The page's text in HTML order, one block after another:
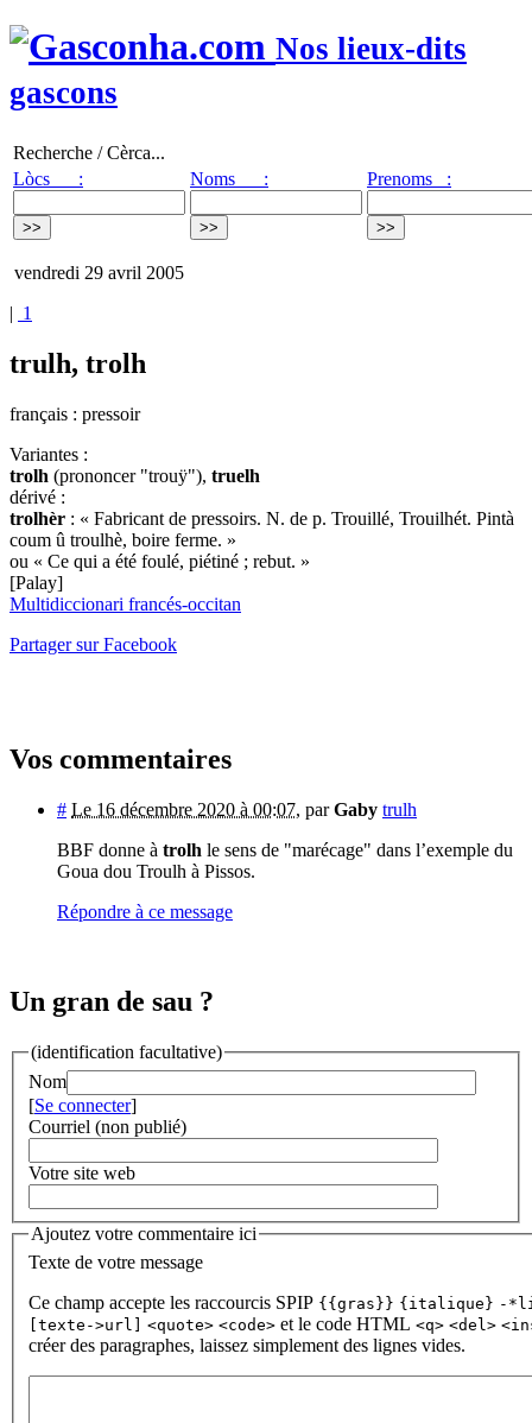
Nos lieux-dits
gascons
Recherche / Cèrca...
Lòcs :
Noms : Prenoms :
vendredi 29 avril 2005
| 1
trulh, trolh
français : pressoir
Variantes :
trolh (prononcer "trouÿ"), truelh
dérivé :
trolhèr : « Fabricant de pressoirs. N. de p. Trouillé, Trouilhét. Pintà
coum û troulhè, boire ferme. »
ou « Ce qui a été foulé, piétiné ; rebut. »
[Palay]
Multidiccionari francés-occitan
Partager sur Facebook
Vos commentaires
# Le 16 décembre 2020 à 00:07, parGaby trulh
BBF donne à trolh le sens de "marécage" dans l’exemple du
Goua dou Troulh à Pissos.
Répondre à ce message
Un gran de sau ?
(identification facultative)
Nom
[Se connecter]
Courriel (non publié)
Votre site web
Ajoutez votre commentaire ici
Texte de votre message
Ce champ accepte les raccourcis SPIP {{gras}} {italique} -
[texte->url] <quote> <code> et le code HTML <q> <del>
créer des paragraphes, laissez simplement des lignes vides.